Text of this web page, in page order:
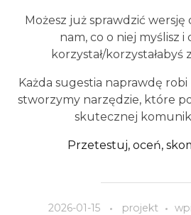
2026-01-15 projekt
Możesz już sprawdzić
nam, co o niej myślisz i
korzystał/korzystałabyś
Każda sugestia naprawdę
stworzymy narzędzie, które
skutecznej
Przetestuj, oceń,